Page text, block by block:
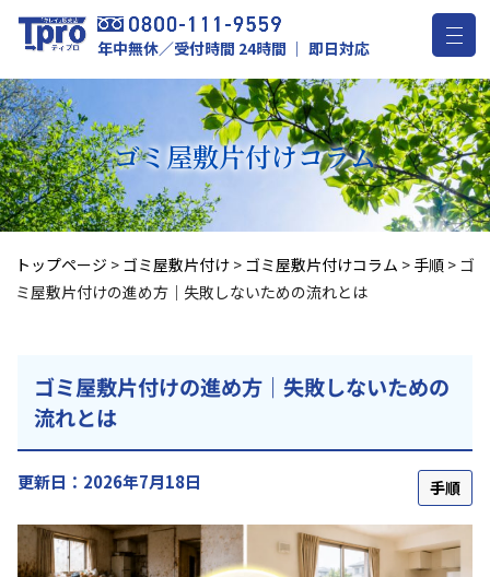
年中無休／受付時間 24時間 ｜ 即日対応
ゴミ屋敷片付けコラム
トップページ > ゴミ屋敷片付け > ゴミ屋敷片付けコラム > 手順 > ゴ
ミ屋敷片付けの進め方｜失敗しないための流れとは
ゴミ屋敷片付けの進め方｜失敗しないための
流れとは
更新日：2026年7月18日 手順